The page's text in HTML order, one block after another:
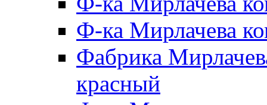
Ф-ка Мирлачева
Фабрика
красный